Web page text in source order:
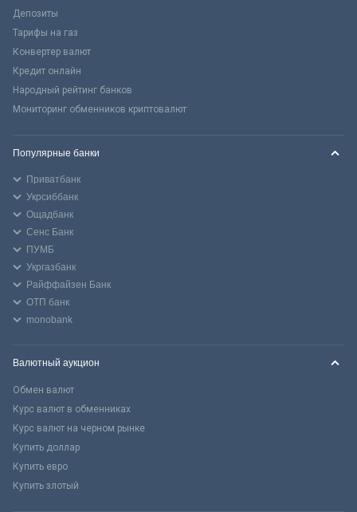
Депозиты
Тарифы на газ
Конвертер валют
Кредит онлайн
Народный рейтинг банков
Мониторинг обменников криптовалют
Популярные банки
Приватбанк
Укрсиббанк
Ощадбанк
Сенс Банк
ПУМБ
Укргазбанк
Райффайзен Банк
ОТП банк
monobank
Валютный аукцион
Обмен валют
Курс валют в обменниках
Курс валют на черном рынке
Купить доллар
Купить евро
Купить злотый